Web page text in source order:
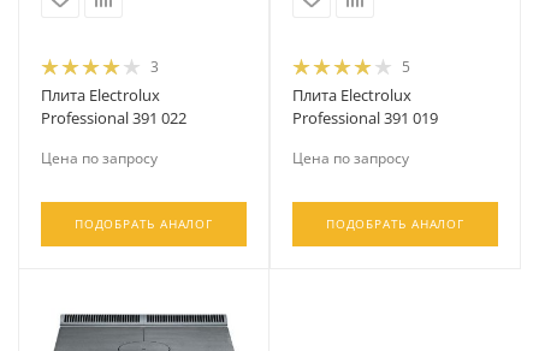
3
Плита Electrolux
Professional 391 022
Цена по запросу
ПОДОБРАТЬ АНАЛОГ
5
Плита Electrolux
Professional 391 019
Цена по запросу
ПОДОБРАТЬ АНАЛОГ